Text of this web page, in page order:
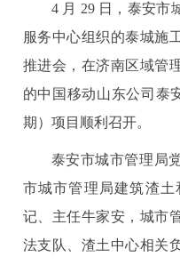
4 月 29 日，泰安市
服务中心组织的泰城施
推进会，在济南区域管
的中国移动山东公司泰
期）项目顺利召开。
泰安市城市管理局
市城市管理局建筑渣
记、主任牛家安，城市
法支队、渣土中心相关